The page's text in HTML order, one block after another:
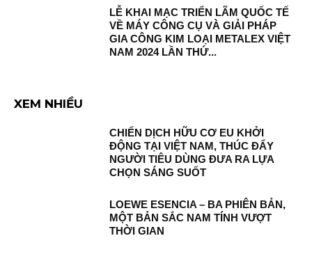
LỄ KHAI MẠC TRIỂN LÃM QUỐC TẾ
VỀ MÁY CÔNG CỤ VÀ GIẢI PHÁP
GIA CÔNG KIM LOẠI METALEX VIỆT
NAM 2024 LẦN THỨ...
XEM NHIỀU
CHIẾN DỊCH HỮU CƠ EU KHỞI
ĐỘNG TẠI VIỆT NAM, THÚC ĐẨY
NGƯỜI TIÊU DÙNG ĐƯA RA LỰA
CHỌN SÁNG SUỐT
LOEWE ESENCIA – BA PHIÊN BẢN,
MỘT BẢN SẮC NAM TÍNH VƯỢT
THỜI GIAN